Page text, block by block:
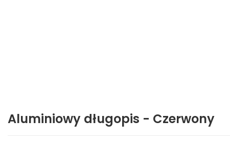
Aluminiowy długopis - Czerwony